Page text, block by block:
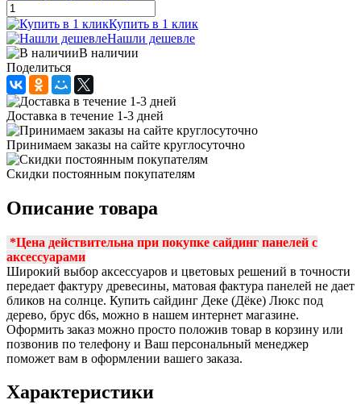
Купить в 1 клик
Нашли дешевле
В наличии
Поделиться
Доставка в течение 1-3 дней
Принимаем заказы на сайте круглосуточно
Скидки постоянным покупателям
Описание товара
*Цена действительна при покупке сайдинг панелей с
аксессуарами
Широкий выбор аксессуаров и цветовых решений в точности
передает фактуру древесины, матовая фактура панелей не дает
бликов на солнце. Купить сайдинг Деке (Дёке) Люкс под
дерево, брус d6s, можно в нашем интернет магазине.
Оформить заказ можно просто положив товар в корзину или
позвонив по телефону и Ваш персональный менеджер
поможет вам в оформлении вашего заказа.
Характеристики